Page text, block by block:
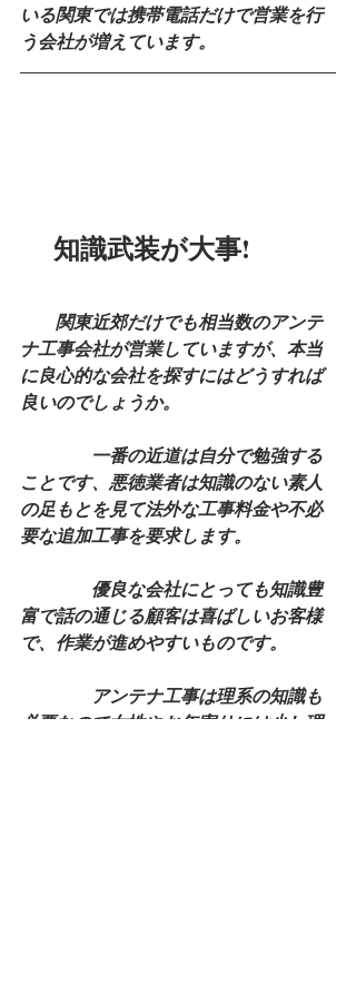
いる関東では携帯電話だけで営業を行
う会社が増えています。
知識武装が大事!
関東近郊だけでも相当数のアンテ
ナ工事会社が営業していますが、本当
に良心的な会社を探すにはどうすれば
良いのでしょうか。
一番の近道は自分で勉強する
ことです、悪徳業者は知識のない素人
の足もとを見て法外な工事料金や不必
要な追加工事を要求します。
優良な会社にとっても知識豊
富で話の通じる顧客は喜ばしいお客様
で、作業が進めやすいものです。
アンテナ工事は理系の知識も
必要なので女性やお年寄りには少し理